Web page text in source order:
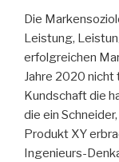
Die
Leistung,
erfolgreichen
Jahre 2020 nicht
Kundschaft die
die ein
Produkt XY
Ingenieurs-